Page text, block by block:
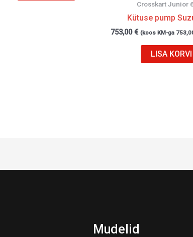
Crosskart Junior
Kütuse pump
753,00€ (koos KM-ga
LISA KORVI
Mudelid